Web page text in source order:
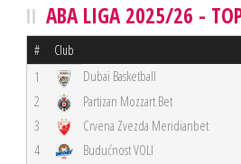
ABA LIGA 2025/26 -
# Club
1 Dubai Basketball
2
Partizan Mozzart Bet
3
Crvena Zvezda Meridianbet
4
Budućnost VOLI